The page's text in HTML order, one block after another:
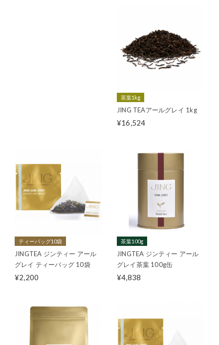
茶葉1kg
JING TEAアールグレイ 1kg
¥16,524
ティーバッグ10袋
JINGTEA ジンティー アール
グレイ ティーバッグ 10袋
¥2,200
茶葉100g
JINGTEA ジンティー アール
グレイ茶葉 100g缶
¥4,838